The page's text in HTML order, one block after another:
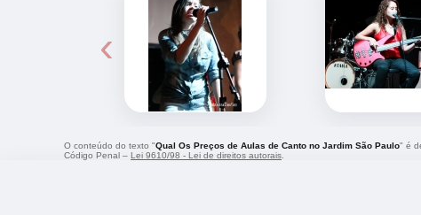
‹
O conteúdo do texto "Qual Os Preços de Aulas de Canto no Jardim São Paulo" é
Código Penal – Lei 9610/98 - Lei de direitos autorais